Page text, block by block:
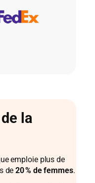
la
emploie plus de
de20 % de femmes.